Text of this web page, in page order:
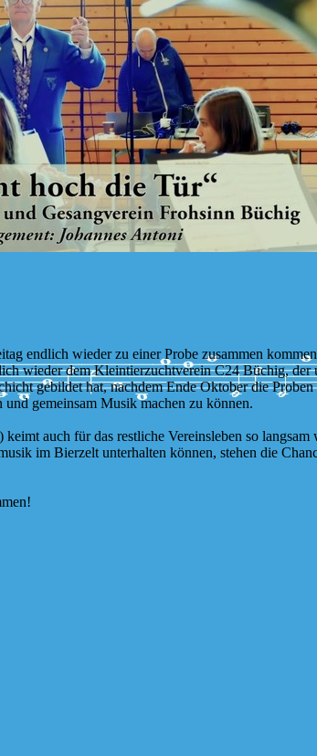
endlich wieder zu einer Probe zusammen
wieder dem Kleintierzuchtverein C24 Büchig,
gebildet hat, nachdem Ende Oktober die
gemeinsam Musik machen zu können.
auch für das restliche Vereinsleben so
im Bierzelt unterhalten können, stehen die